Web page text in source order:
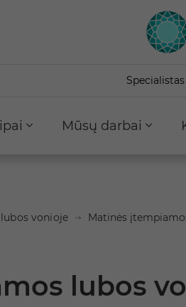
Mūsų darbai
vonioje Matinės
lubos